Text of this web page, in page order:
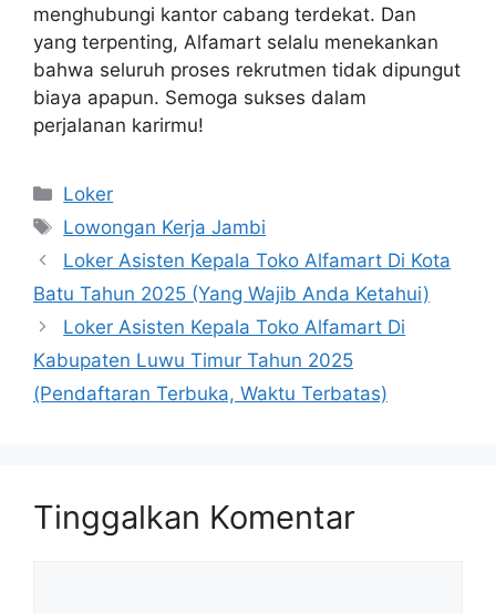
menghubungi kantor cabang terdekat. Dan
yang terpenting, Alfamart selalu menekankan
bahwa seluruh proses rekrutmen tidak dipungut
biaya apapun. Semoga sukses dalam
perjalanan karirmu!
Kategori
Loker
Tag
Lowongan Kerja Jambi
Loker Asisten Kepala Toko Alfamart Di Kota
Batu Tahun 2025 (Yang Wajib Anda Ketahui)
Loker Asisten Kepala Toko Alfamart Di
Kabupaten Luwu Timur Tahun 2025
(Pendaftaran Terbuka, Waktu Terbatas)
Tinggalkan Komentar